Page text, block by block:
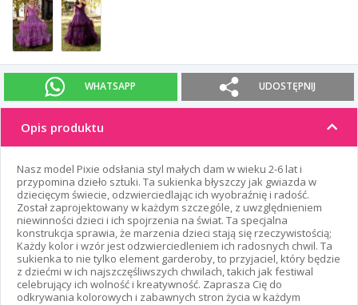
WHATSAPP UDOSTĘPNIJ
Opis produktu
Nasz model Pixie odsłania styl małych dam w wieku 2-6 lat i
przypomina dzieło sztuki. Ta sukienka błyszczy jak gwiazda w
dziecięcym świecie, odzwierciedlając ich wyobraźnię i radość.
Został zaprojektowany w każdym szczególe, z uwzględnieniem
niewinności dzieci i ich spojrzenia na świat. Ta specjalna
konstrukcja sprawia, że marzenia dzieci stają się rzeczywistością;
Każdy kolor i wzór jest odzwierciedleniem ich radosnych chwil. Ta
sukienka to nie tylko element garderoby, to przyjaciel, który będzie
z dziećmi w ich najszczęśliwszych chwilach, takich jak festiwal
celebrujący ich wolność i kreatywność. Zaprasza Cię do
odkrywania kolorowych i zabawnych stron życia w każdym